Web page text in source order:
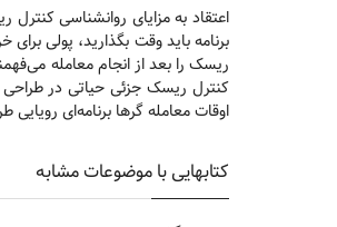
اعتقاد به مزایای روانشناسی
برنامه باید وقت بگذارید، پولی
ریسک را بعد از انجام معامله
کنترل ریسک جزئی حیاتی در طراحی
اوقات معامله گرها برنامه‌ای
کتابهایی با موضوعات مشابه